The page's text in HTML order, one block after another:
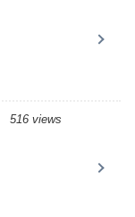
516 views